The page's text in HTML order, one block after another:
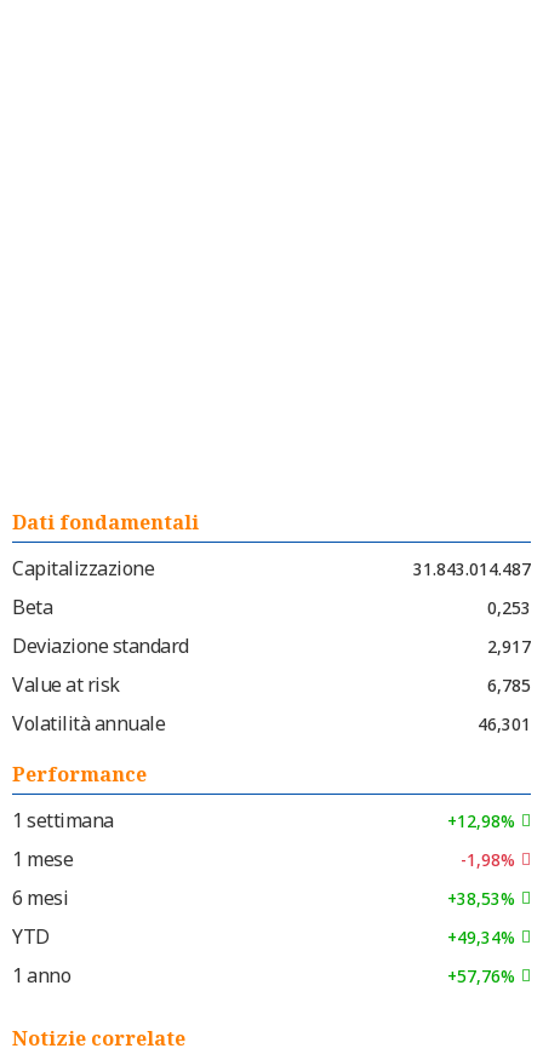
Dati fondamentali
Capitalizzazione
31.843.014.487
Beta 0,253
Deviazione standard 2,917
Value at risk 6,785
Volatilità annuale 46,301
Performance
1 settimana
+12,98%
1 mese -1,98%
6 mesi +38,53%
YTD +49,34%
1 anno +57,76%
Notizie correlate